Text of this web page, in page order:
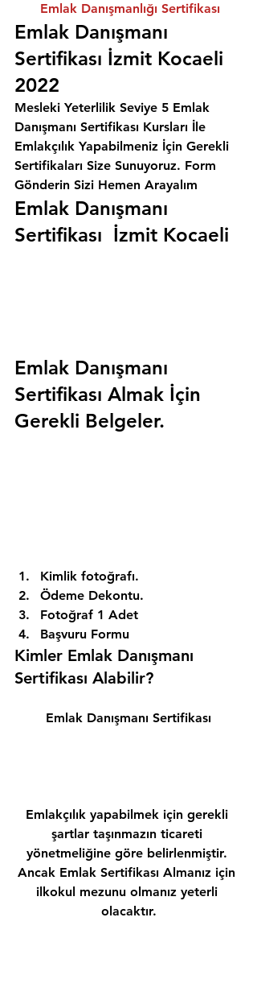
Emlak Danışmanlığı Sertifikası
Emlak Danışmanı
Sertifikası İzmit Kocaeli
2022
Mesleki Yeterlilik Seviye 5 Emlak
Danışmanı Sertifikası Kursları İle
Emlakçılık Yapabilmeniz İçin Gerekli
Sertifikaları Size Sunuyoruz. Form
Gönderin Sizi Hemen Arayalım
Emlak Danışmanı
Sertifikası  İzmit Kocaeli
Emlak Danışmanı
Sertifikası Almak İçin
Gerekli Belgeler.
Kimlik fotoğrafı.
Ödeme Dekontu.
Fotoğraf 1 Adet
Başvuru Formu
Kimler Emlak Danışmanı
Sertifikası Alabilir?
Emlak Danışmanı Sertifikası
Emlakçılık yapabilmek için gerekli
şartlar taşınmazın ticareti
yönetmeliğine göre belirlenmiştir.
Ancak Emlak Sertifikası Almanız için
ilkokul mezunu olmanız yeterli
olacaktır.